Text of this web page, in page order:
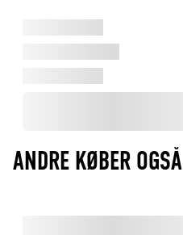
ANDRE KØBER OGSÅ